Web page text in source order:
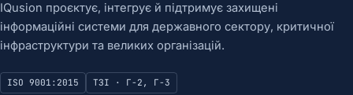
IQusion проєктує, інтегрує й підтримує захищені
інформаційні системи для державного сектору, критичної
інфраструктури та великих організацій.
ISO 9001:2015 ТЗІ · Г-2, Г-3